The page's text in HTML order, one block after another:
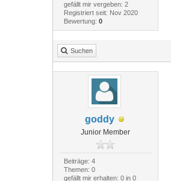
gefällt mir vergeben: 2
Registriert seit: Nov 2020
Bewertung: 0
Suchen
goddy
Junior Member
Beiträge: 4
Themen: 0
gefällt mir erhalten: 0 in 0